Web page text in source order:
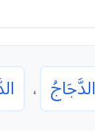
الدَّجَاجُ ،